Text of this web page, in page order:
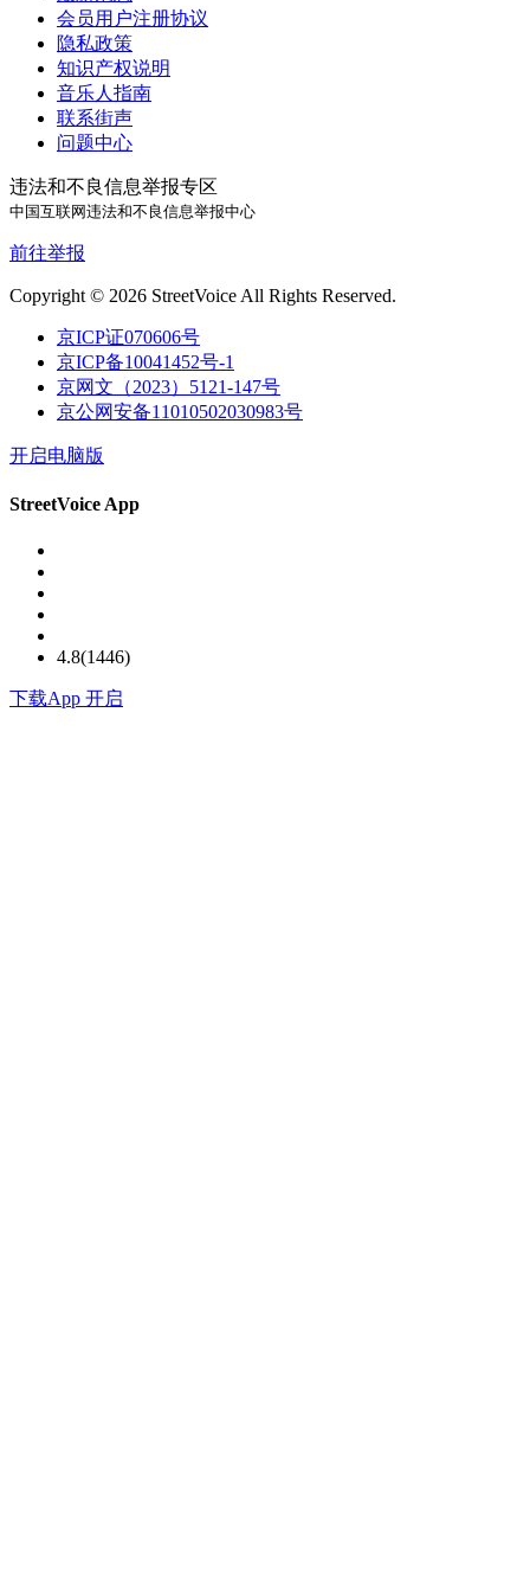
会员用户注册协议
隐私政策
知识产权说明
音乐人指南
联系街声
问题中心
违法和不良信息举报专区
中国互联网违法和不良信息举报中心
前往举报
Copyright © 2026 StreetVoice All Rights Reserved.
京ICP证070606号
京ICP备10041452号-1
京网文（2023）5121-147号
京公网安备11010502030983号
开启电脑版
StreetVoice App
4.8(1446)
下载App 开启